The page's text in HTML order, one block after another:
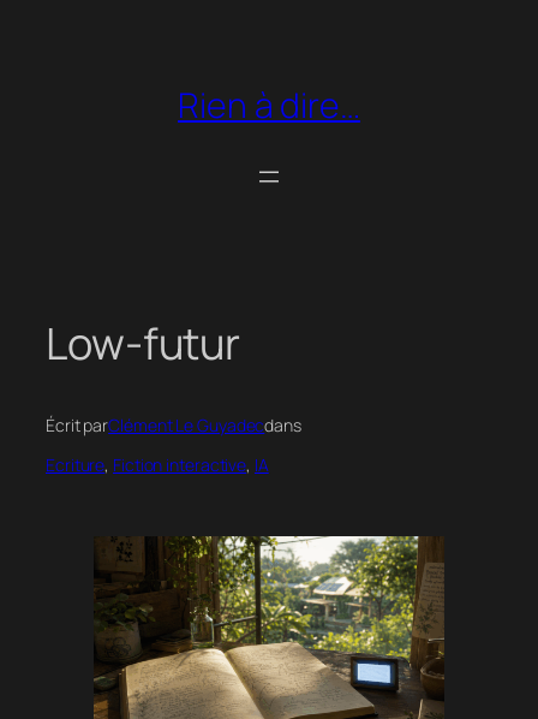
Rien à dire…
Low-futur
Écrit parClément Le Guyadecdans
Ecriture, Fiction interactive, IA